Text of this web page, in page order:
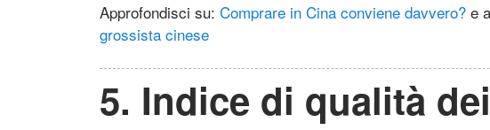
Approfondisci su: Comprare in Cina conviene davvero? e
grossista cinese
5. Indice di qualità